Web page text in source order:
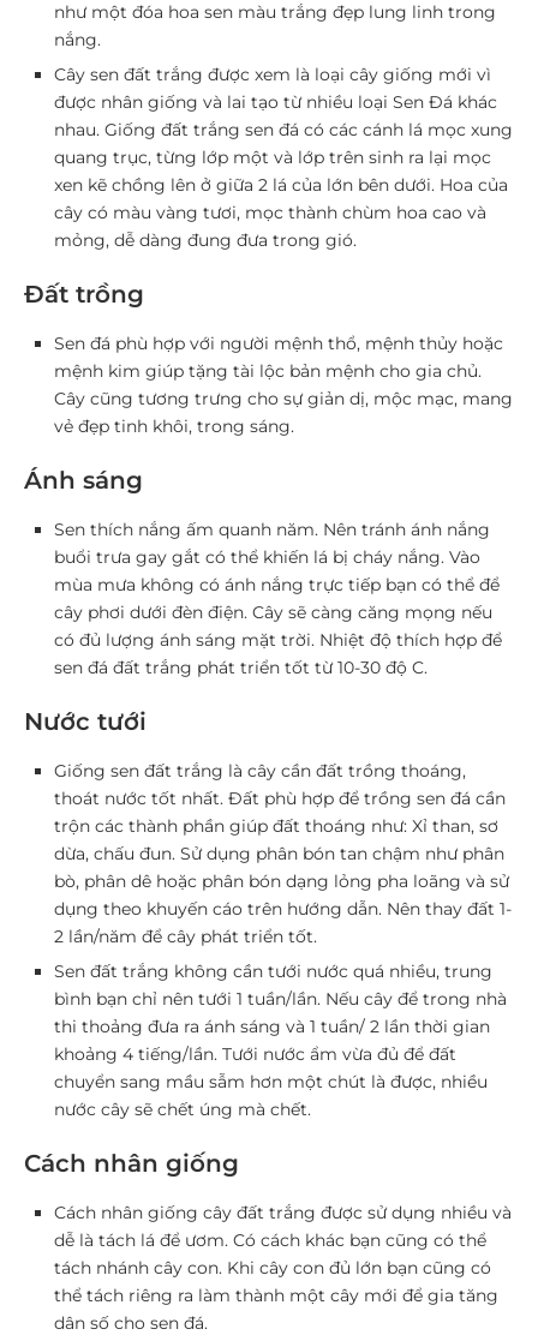
như một đóa hoa sen màu trắng đẹp lung linh trong
nắng.
Cây sen đất trắng được xem là loại cây giống mới vì
được nhân giống và lai tạo từ nhiều loại Sen Đá khác
nhau. Giống đất trắng sen đá có các cánh lá mọc xung
quang trục, từng lớp một và lớp trên sinh ra lại mọc
xen kẽ chồng lên ở giữa 2 lá của lớn bên dưới. Hoa của
cây có màu vàng tươi, mọc thành chùm hoa cao và
mỏng, dễ dàng đung đưa trong gió.
Đất trồng
Sen đá phù hợp với người mệnh thổ, mệnh thủy hoặc
mệnh kim giúp tặng tài lộc bản mệnh cho gia chủ.
Cây cũng tương trưng cho sự giản dị, mộc mạc, mang
vẻ đẹp tinh khôi, trong sáng.
Ánh sáng
Sen thích nắng ấm quanh năm. Nên tránh ánh nắng
buổi trưa gay gắt có thể khiến lá bị cháy nắng. Vào
mùa mưa không có ánh nắng trực tiếp bạn có thể để
cây phơi dưới đèn điện. Cây sẽ càng căng mọng nếu
có đủ lượng ánh sáng mặt trời. Nhiệt độ thích hợp để
sen đá đất trắng phát triển tốt từ 10-30 độ C.
Nước tưới
Giống sen đất trắng là cây cần đất trồng thoáng,
thoát nước tốt nhất. Đất phù hợp để trồng sen đá cần
trộn các thành phần giúp đất thoáng như: Xỉ than, sơ
dừa, chấu đun. Sử dụng phân bón tan chậm như phân
bò, phân dê hoặc phân bón dạng lỏng pha loãng và sử
dụng theo khuyến cáo trên hướng dẫn. Nên thay đất 1-
2 lần/năm để cây phát triển tốt.
Sen đất trắng không cần tưới nước quá nhiều, trung
bình bạn chỉ nên tưới 1 tuần/lần. Nếu cây để trong nhà
thi thoảng đưa ra ánh sáng và 1 tuần/ 2 lần thời gian
khoảng 4 tiếng/lần. Tưới nước ẩm vừa đủ để đất
chuyển sang mầu sẫm hơn một chút là được, nhiều
nước cây sẽ chết úng mà chết.
Cách nhân giống
Cách nhân giống cây đất trắng được sử dụng nhiều và
dễ là tách lá để ươm. Có cách khác bạn cũng có thể
tách nhánh cây con. Khi cây con đủ lớn bạn cũng có
thể tách riêng ra làm thành một cây mới để gia tăng
dân số cho sen đá.